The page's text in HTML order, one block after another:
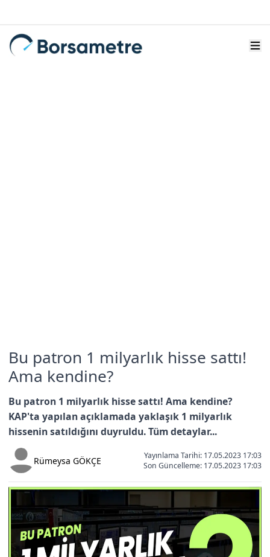
Bu patron 1 milyarlık hisse sattı!
Ama kendine?
Bu patron 1 milyarlık hisse sattı! Ama kendine?
KAP'ta yapılan açıklamada yaklaşık 1 milyarlık
hissenin satıldığını duyruldu. Tüm detaylar...
Rümeysa GÖKÇE
Yayınlama Tarihi: 17.05.2023 17:03
Son Güncelleme: 17.05.2023 17:03